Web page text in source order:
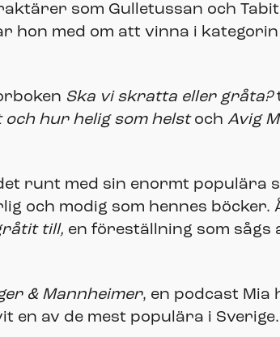
som Gulletussan och
hon med om att vinna i
Ska vi skratta eller gråta?
och hur helig som helstoch Avig
runt med sin enormt populära
och modig som hennes böcker.
till, en föreställning som sågs
& Mannheimer, en podcast Mia
en av de mest populära i Sverige.